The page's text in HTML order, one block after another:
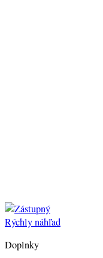
Rýchly náhľad
Doplnky